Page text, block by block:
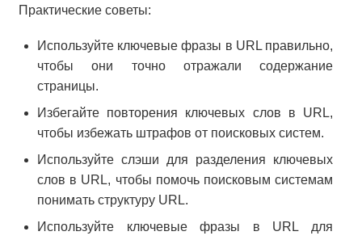
Практические советы:
Используйте ключевые фразы в URL правильно,
чтобы они точно отражали содержание
страницы.
Избегайте повторения ключевых слов в URL,
чтобы избежать штрафов от поисковых систем.
Используйте слэши для разделения ключевых
слов в URL, чтобы помочь поисковым системам
понимать структуру URL.
Используйте ключевые фразы в URL для